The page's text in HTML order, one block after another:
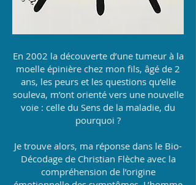
En 2002 la découverte d’une tumeur à la
moelle épinière chez mon fils, âgé de 2
ans, les peurs et les questions qu’elle
souleva, m’ont orienté vers une nouvelle
voie : celle du Sens de la maladie, du
pourquoi ?
Je trouve alors, ma réponse dans le Bio-
Décodage de Christian Flèche avec la
compréhension de l’origine